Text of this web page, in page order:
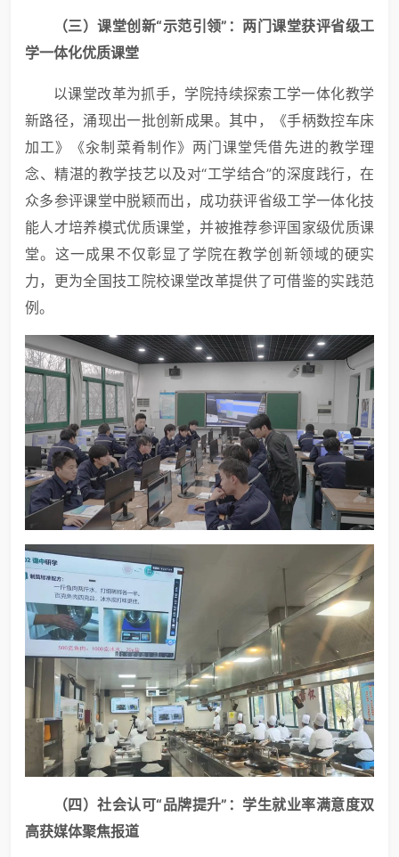
（三）课堂创新“示范引领”：两门课堂获评省级工
学一体化优质课堂
以课堂改革为抓手，学院持续探索工学一体化教学
新路径，涌现出一批创新成果。其中，《手柄数控车床
加工》《汆制菜肴制作》两门课堂凭借先进的教学理
念、精湛的教学技艺以及对“工学结合”的深度践行，在
众多参评课堂中脱颖而出，成功获评省级工学一体化技
能人才培养模式优质课堂，并被推荐参评国家级优质课
堂。这一成果不仅彰显了学院在教学创新领域的硬实
力，更为全国技工院校课堂改革提供了可借鉴的实践范
例。
（四）社会认可“品牌提升”： 学生就业率满意度双
高获媒体聚焦报道